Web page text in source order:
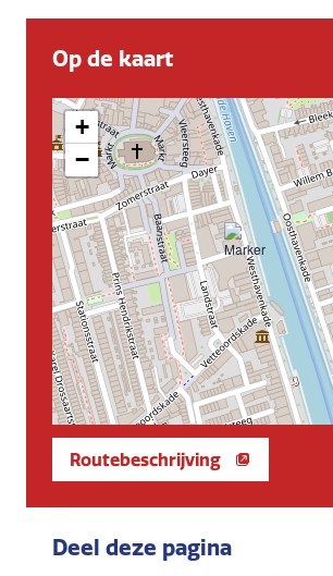
Op de kaart
+
−
Routebeschrijving
Deel deze pagina